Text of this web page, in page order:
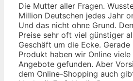
Die Mutter aller Fragen.
Million Deutschen jedes Jahr
Und das nicht ohne Grund.
Preise sehr oft viel günstiger
Geschäft um die Ecke. Gerade
Produkt haben wir Online
Angebote gefunden. Aber
dem Online-Shopping auch